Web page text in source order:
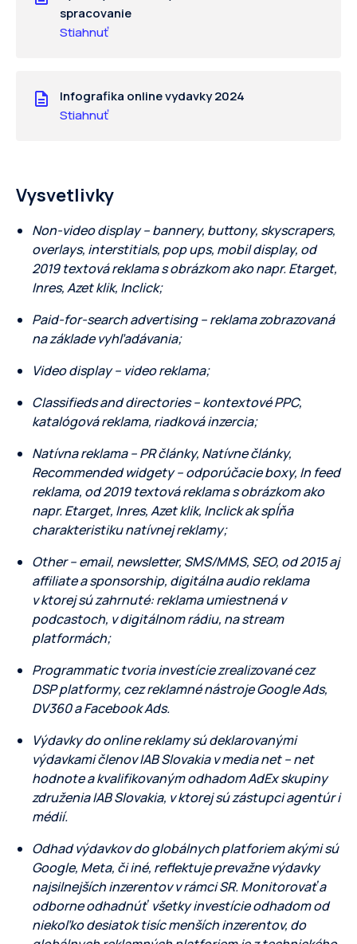
spracovanie
Stiahnuť
Infografika online vydavky 2024
Stiahnuť
Vysvetlivky
Non-video display – bannery, buttony, skyscrapers,
overlays, interstitials, pop ups, mobil display, od
2019 textová reklama s obrázkom ako napr. Etarget,
Inres, Azet klik, Inclick;
Paid-for-search advertising – reklama zobrazovaná
na základe vyhľadávania;
Video display – video reklama;
Classifieds and directories – kontextové PPC,
katalógová reklama, riadková inzercia;
Natívna reklama – PR články, Natívne články,
Recommended widgety – odporúčacie boxy, In feed
reklama, od 2019 textová reklama s obrázkom ako
napr. Etarget, Inres, Azet klik, Inclick ak spĺňa
charakteristiku natívnej reklamy;
Other – email, newsletter, SMS/MMS, SEO, od 2015 aj
affiliate a sponsorship, digitálna audio reklama
v ktorej sú zahrnuté: reklama umiestnená v
podcastoch, v digitálnom rádiu, na stream
platformách;
Programmatic tvoria investície zrealizované cez
DSP platformy, cez reklamné nástroje Google Ads,
DV360 a Facebook Ads.
Výdavky do online reklamy sú deklarovanými
výdavkami členov IAB Slovakia v media net – net
hodnote a kvalifikovaným odhadom AdEx skupiny
združenia IAB Slovakia, v ktorej sú zástupci agentúr i
médií.
Odhad výdavkov do globálnych platforiem akými sú
Google, Meta, či iné, reflektuje prevažne výdavky
najsilnejších inzerentov v rámci SR. Monitorovať a
odborne odhadnúť všetky investície odhadom od
niekoľko desiatok tisíc menších inzerentov, do